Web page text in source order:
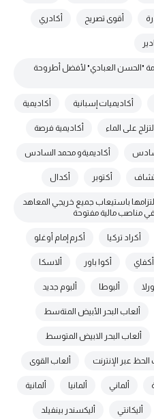
أقوى تصريح أكادري
"الحسن العبادي" لأفضل أطروحة
أكاديميات إسبانية أكاديمية
على الماء أكاديمية فرصة
أكاديميةو محمد السادس
أكتوبر أكدال
باستيعاب جميع خريجي المعاهد
في مناصب مالية مفتوحة
أكراد تركيا أكرم إمام أوغلو
أكفاي أكوا باور ألاسكا
ألبوطا ألبوم جديد
ألعاب البحر الأبيض المتةسط
ألعاب البحر الابيض المتوسط
الحظ عبر الإنترنت ألعاب القوى
ألماني ألمانيا ألمانية
أليكانتي أليكسندر بينفيلد